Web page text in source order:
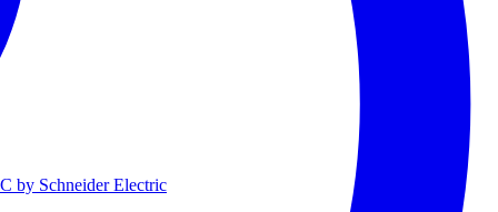
by Schneider Electric